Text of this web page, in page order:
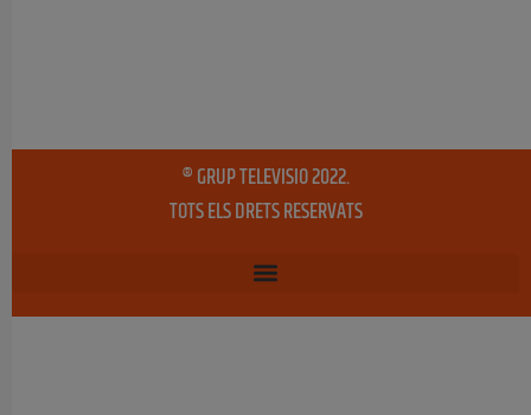
® GRUP TELEVISIO 2022.
TOTS ELS DRETS RESERVATS